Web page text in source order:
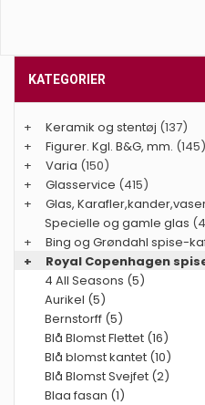
KATEGORIER
+ Keramik og stentøj (137)
+
Figurer. Kgl. B&G, mm. (145)
+
Varia (150)
+
Glasservice (415)
+
Glas,
Specielle og gamle glas
+
Bing og Grøndahl spise-
+
Royal Copenhagen
4 All Seasons (5)
Aurikel (5)
Bernstorff (5)
Blå Blomst Flettet (16)
Blå blomst kantet (10)
Blå Blomst Svejfet (2)
Blaa fasan (1)